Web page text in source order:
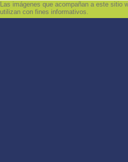
Las imágenes que acompañan a este sitio
utilizan con fines informativos.